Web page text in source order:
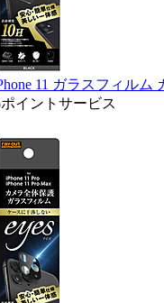
11 ガラスフィルム
イントサービス